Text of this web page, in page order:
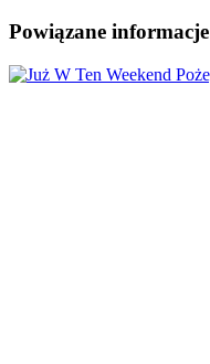
Powiązane informacje